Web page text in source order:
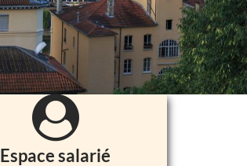
Espace salarié